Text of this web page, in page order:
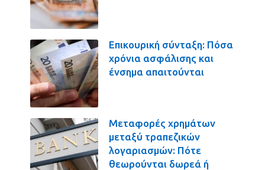
Επικουρική σύνταξη: Πόσα
χρόνια ασφάλισης και
ένσημα απαιτούνται
Μεταφορές χρημάτων
μεταξύ τραπεζικών
λογαριασμών: Πότε
θεωρούνται δωρεά ή